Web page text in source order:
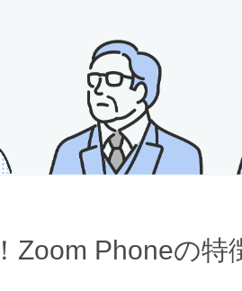
Zoom Phoneの特